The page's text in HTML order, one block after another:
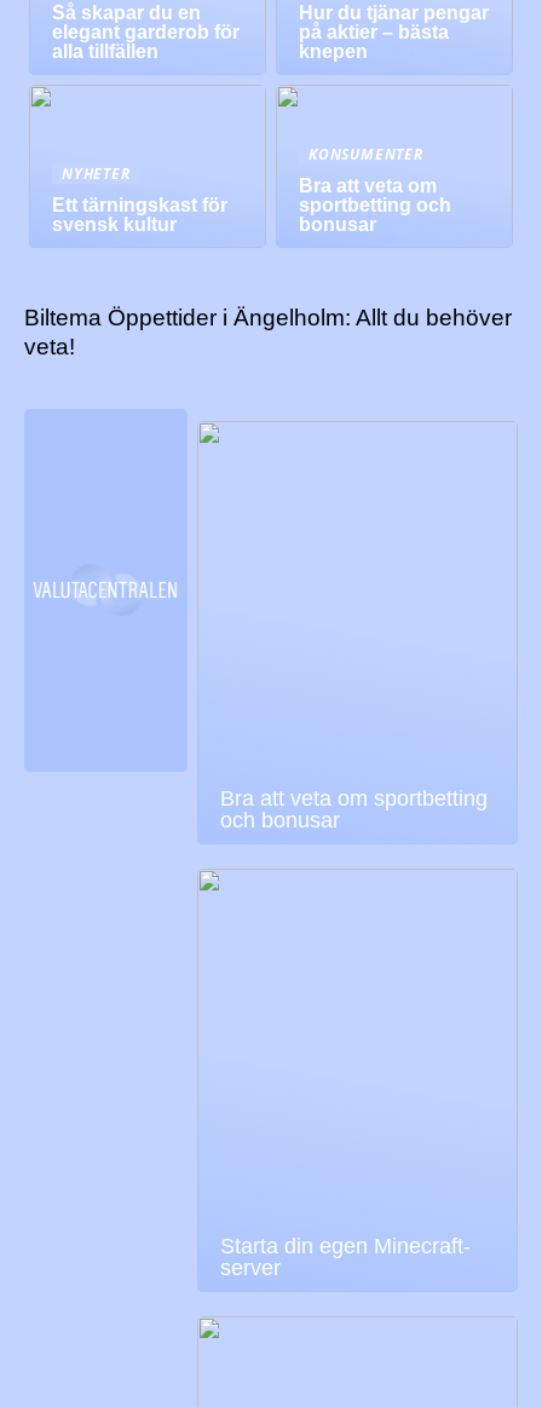
Så skapar du en
elegant garderob för
alla tillfällen
Hur du tjänar pengar
på aktier – bästa
knepen
NYHETER
Ett tärningskast för
svensk kultur
KONSUMENTER
Bra att veta om
sportbetting och
bonusar
Biltema Öppettider i Ängelholm: Allt du behöver
veta!
Bra att veta om sportbetting
och bonusar
Starta din egen Minecraft-
server